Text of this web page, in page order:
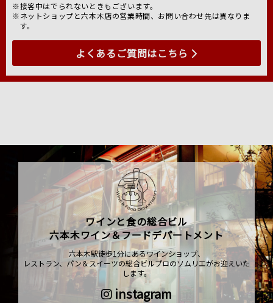
※接客中はでられないときもございます。
※ネットショップと六本木店の営業時間、お問い合わせ先は異なりま
す。
よくあるご質問はこちら
ワインと食の総合ビル
六本木ワイン＆フードデパートメント
六本木駅徒歩1分にあるワインショップ、
レストラン、パン＆スイーツの総合ビルプロのソムリエがお迎えいた
します。
instagram